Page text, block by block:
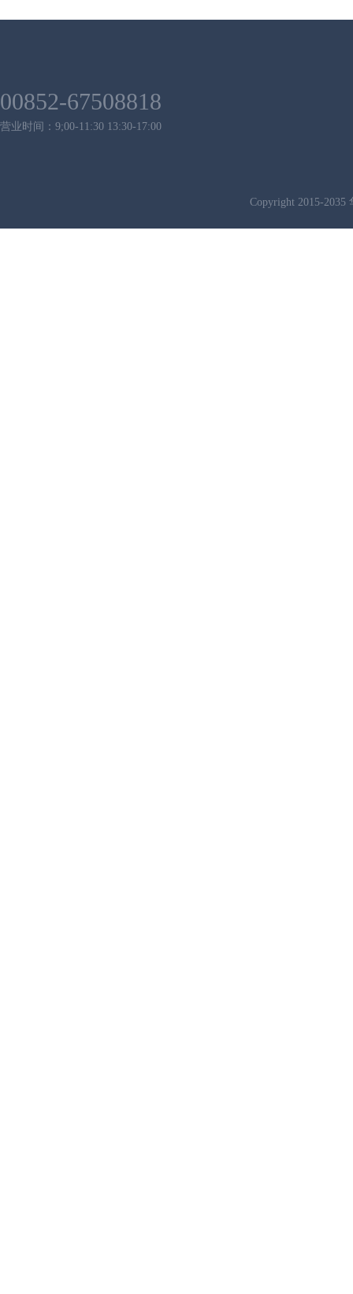
00852-67508818
营业时间：9;00-11:30 13:30-17:00
Copyright 2015-